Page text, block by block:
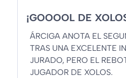
¡GOOOOL DE
ÁRCIGA ANOTA EL
TRAS UNA EXCELENTE
JURADO, PERO EL
JUGADOR DE XOLOS.